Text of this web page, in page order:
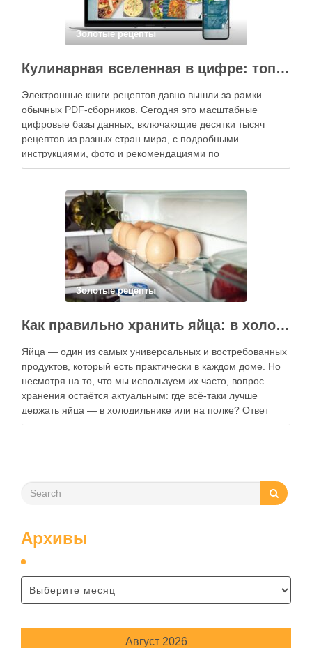
Золотые рецепты
Кулинарная вселенная в цифре: топ-3 самых больших электронных книг рецептов
Электронные книги рецептов давно вышли за рамки
обычных PDF-сборников. Сегодня это масштабные
цифровые базы данных, включающие десятки тысяч
рецептов из разных стран мира, с подробными
инструкциями, фото и рекомендациями по
приготовлению. В отличие от печатных изданий,
контент, расширять коллекции блюд и добавлять новые
функции. Ниже …
Золотые рецепты
Как правильно хранить яйца: в холодильнике или на полке?
Яйца — один из самых универсальных и востребованных
продуктов, который есть практически в каждом доме. Но
несмотря на то, что мы используем их часто, вопрос
хранения остаётся актуальным: где всё-таки лучше
держать яйца — в холодильнике или на полке? Ответ
зависит от нескольких факторов, включая температуру
Архивы
Август 2026